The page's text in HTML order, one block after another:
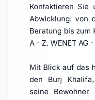
Kontaktieren Sie
Abwicklung: von
Beratung bis zum
A - Z. WENET AG
Mit Blick auf das
den Burj
seine Bewohner